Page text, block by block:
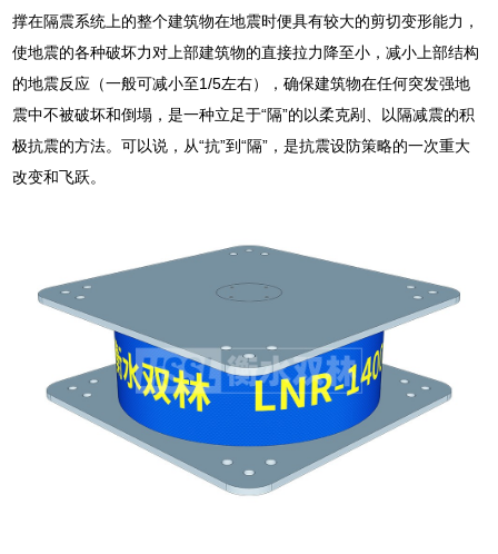
撑在隔震系统上的整个建筑物在地震时便具有较大的剪切变形能力，
使地震的各种破坏力对上部建筑物的直接拉力降至小，减小上部结构
的地震反应（一般可减小至1/5左右），确保建筑物在任何突发强地
震中不被破坏和倒塌，是一种立足于“隔”的以柔克剐、以隔减震的积
极抗震的方法。可以说，从“抗”到“隔”，是抗震设防策略的一次重大
改变和飞跃。